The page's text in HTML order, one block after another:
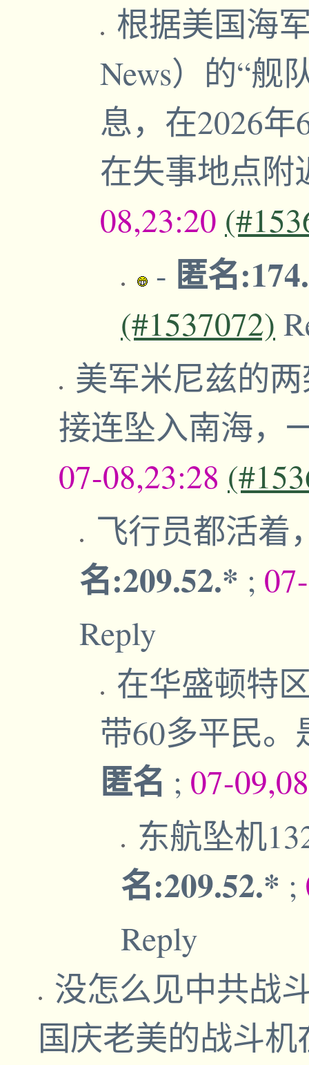
根据美国海
News）的“舰
息，在2026
在失事地点
08,23:20
- 匿名
(#1537072)
美军米尼兹的
接连坠入南海，
07-08,23:28
飞行员都活着
名:209.52.* ;
Reply
在华盛顿特
带60多平民
匿名 ; 07-
东航坠机
名:209.52.* ;
Reply
没怎么见中共战
国庆老美的战斗